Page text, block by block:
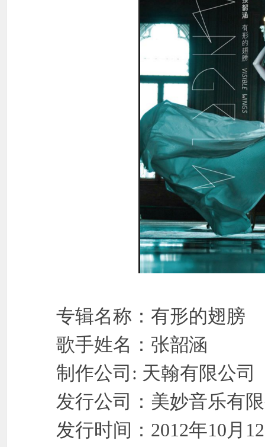
专辑名称：有形的翅膀
歌手姓名：张韶涵
制作公司: 天翰有限公司
发行公司：美妙音乐有限
发行时间：2012年10月